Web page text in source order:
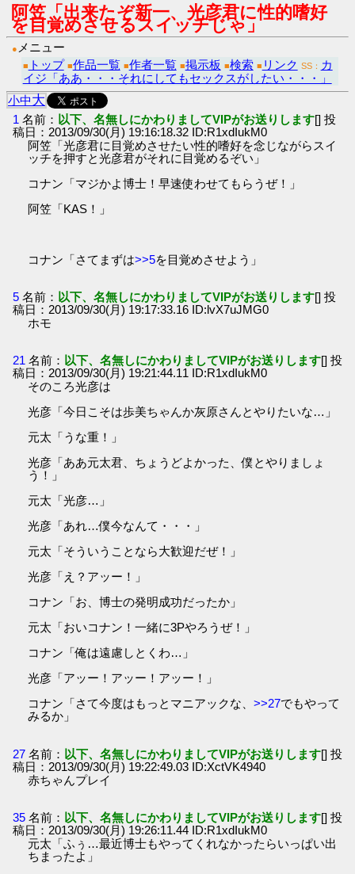
阿笠「出来たぞ新一、光彦君に性的嗜好
を目覚めさせるスイッチじゃ」
● メニュー
■ トップ ■作品一覧 ■作者一覧 ■掲示板 ■検索 ■ リンク SS： カ
イジ「ああ・・・それにしてもセックスがしたい・・・」
小中大
1 名前： 以下、名無しにかわりましてVIPがお送りします[] 投
稿日：2013/09/30(月) 19:16:18.32 ID:R1xdIukM0
阿笠「光彦君に目覚めさせたい性的嗜好を念じながらスイ
ッチを押すと光彦君がそれに目覚めるぞい」
コナン「マジかよ博士！早速使わせてもらうぜ！」
阿笠「KAS！」
コナン「さてまずは>>5を目覚めさせよう」
5 名前： 以下、名無しにかわりましてVIPがお送りします[] 投
稿日：2013/09/30(月) 19:17:33.16 ID:lvX7uJMG0
ホモ
21 名前： 以下、名無しにかわりましてVIPがお送りします[] 投
稿日：2013/09/30(月) 19:21:44.11 ID:R1xdIukM0
そのころ光彦は
光彦「今日こそは歩美ちゃんか灰原さんとやりたいな…」
元太「うな重！」
光彦「ああ元太君、ちょうどよかった、僕とやりましょ
う！」
元太「光彦…」
光彦「あれ…僕今なんて・・・」
元太「そういうことなら大歓迎だぜ！」
光彦「え？アッー！」
コナン「お、博士の発明成功だったか」
元太「おいコナン！一緒に3Pやろうぜ！」
コナン「俺は遠慮しとくわ…」
光彦「アッー！アッー！アッー！」
コナン「さて今度はもっとマニアックな、>>27でもやって
みるか」
27 名前： 以下、名無しにかわりましてVIPがお送りします[] 投
稿日：2013/09/30(月) 19:22:49.03 ID:XctVK4940
赤ちゃんプレイ
35 名前： 以下、名無しにかわりましてVIPがお送りします[] 投
稿日：2013/09/30(月) 19:26:11.44 ID:R1xdIukM0
元太「ふぅ…最近博士もやってくれなかったらいっぱい出
ちまったよ」